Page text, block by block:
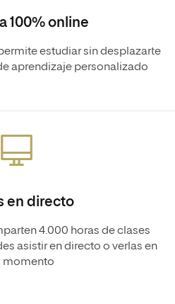
100% online
estudiar sin desplazarte
aprendizaje personalizado
en directo
4.000 horas de clases
asistir en directo o verlas en
momento